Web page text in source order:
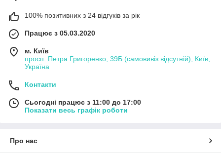
100% позитивних з 24 відгуків за рік
Працює з 05.03.2020
м. Київ
просп. Петра Григоренко, 39Б (самовивіз відсутній), Київ,
Україна
Контакти
Сьогодні працює з 11:00 до 17:00
Показати весь графік роботи
Про нас